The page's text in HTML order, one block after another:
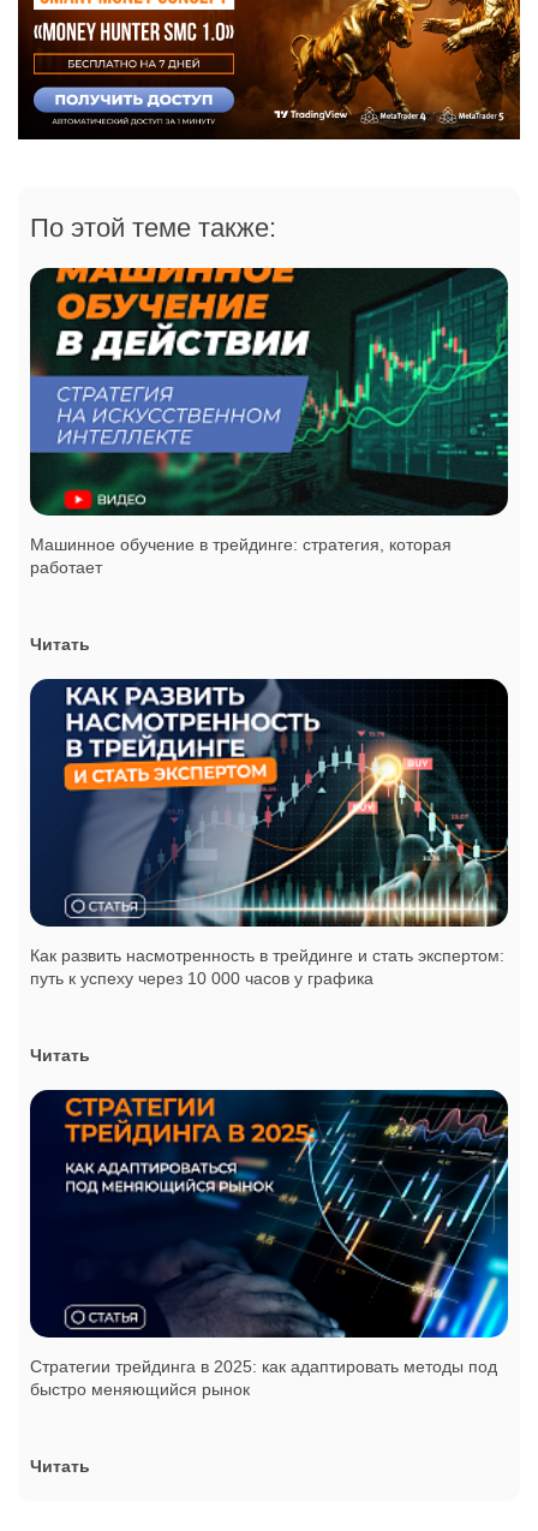
По этой теме также:
Машинное обучение в трейдинге: стратегия, которая
работает
Читать
Как развить насмотренность в трейдинге и стать экспертом:
путь к успеху через 10 000 часов у графика
Читать
Стратегии трейдинга в 2025: как адаптировать методы под
быстро меняющийся рынок
Читать